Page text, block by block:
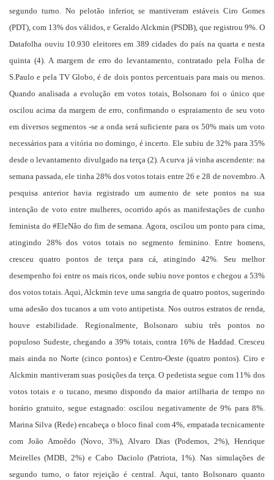
segundo turno. No pelotão inferior, se mantiveram estáveis Ciro Gomes
(PDT), com 13% dos válidos, e Geraldo Alckmin (PSDB), que registrou 9%. O
Datafolha ouviu 10.930 eleitores em 389 cidades do país na quarta e nesta
quinta (4). A margem de erro do levantamento, contratado pela Folha de
S.Paulo e pela TV Globo, é de dois pontos percentuais para mais ou menos.
Quando analisada a evolução em votos totais, Bolsonaro foi o único que
oscilou acima da margem de erro, confirmando o espraiamento de seu voto
em diversos segmentos -se a onda será suficiente para os 50% mais um voto
necessários para a vitória no domingo, é incerto. Ele subiu de 32% para 35%
desde o levantamento divulgado na terça (2). A curva já vinha ascendente: na
semana passada, ele tinha 28% dos votos totais entre 26 e 28 de novembro. A
pesquisa anterior havia registrado um aumento de sete pontos na sua
intenção de voto entre mulheres, ocorrido após as manifestações de cunho
feminista do #EleNão do fim de semana. Agora, oscilou um ponto para cima,
atingindo 28% dos votos totais no segmento feminino. Entre homens,
cresceu quatro pontos de terça para cá, atingindo 42%. Seu melhor
desempenho foi entre os mais ricos, onde subiu nove pontos e chegou a 53%
dos votos totais. Aqui, Alckmin teve uma sangria de quatro pontos, sugerindo
uma adesão dos tucanos a um voto antipetista. Nos outros estratos de renda,
houve estabilidade. Regionalmente, Bolsonaro subiu três pontos no
populoso Sudeste, chegando a 39% totais, contra 16% de Haddad. Cresceu
mais ainda no Norte (cinco pontos) e Centro-Oeste (quatro pontos). Ciro e
Alckmin mantiveram suas posições da terça. O pedetista segue com 11% dos
votos totais e o tucano, mesmo dispondo da maior artilharia de tempo no
horário gratuito, segue estagnado: oscilou negativamente de 9% para 8%.
Marina Silva (Rede) encabeça o bloco final com 4%, empatada tecnicamente
com João Amoêdo (Novo, 3%), Alvaro Dias (Podemos, 2%), Henrique
Meirelles (MDB, 2%) e Cabo Daciolo (Patriota, 1%). Nas simulações de
segundo turno, o fator rejeição é central. Aqui, tanto Bolsonaro quanto